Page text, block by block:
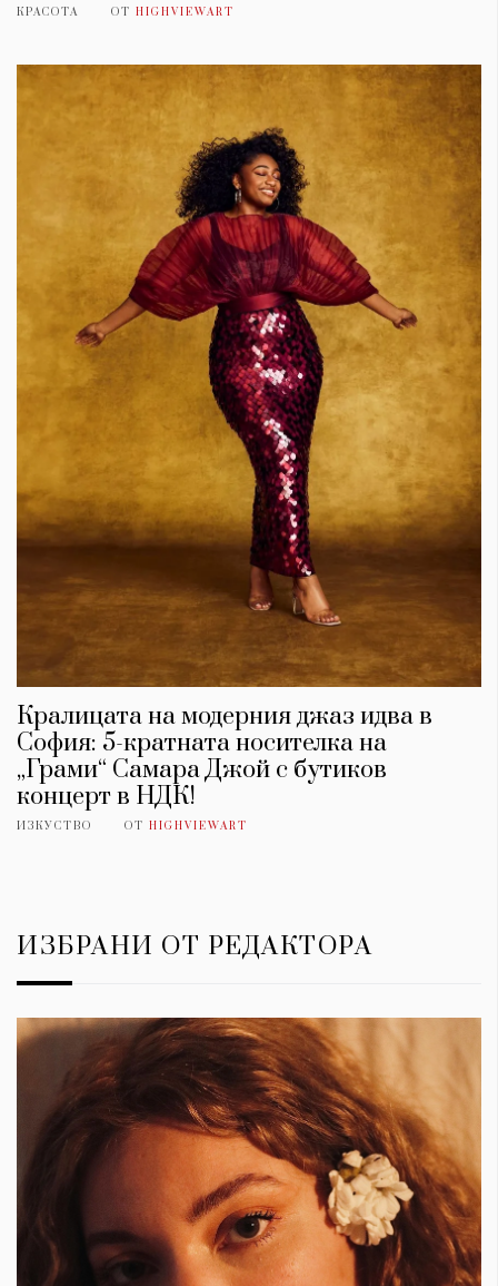
КРАСОТА ОТ HIGHVIEWART
Кралицата на модерния джаз идва в
София: 5-кратната носителка на
„Грами“ Самара Джой с бутиков
концерт в НДК!
ИЗКУСТВО ОТ HIGHVIEWART
ИЗБРАНИ ОТ РЕДАКТОРА